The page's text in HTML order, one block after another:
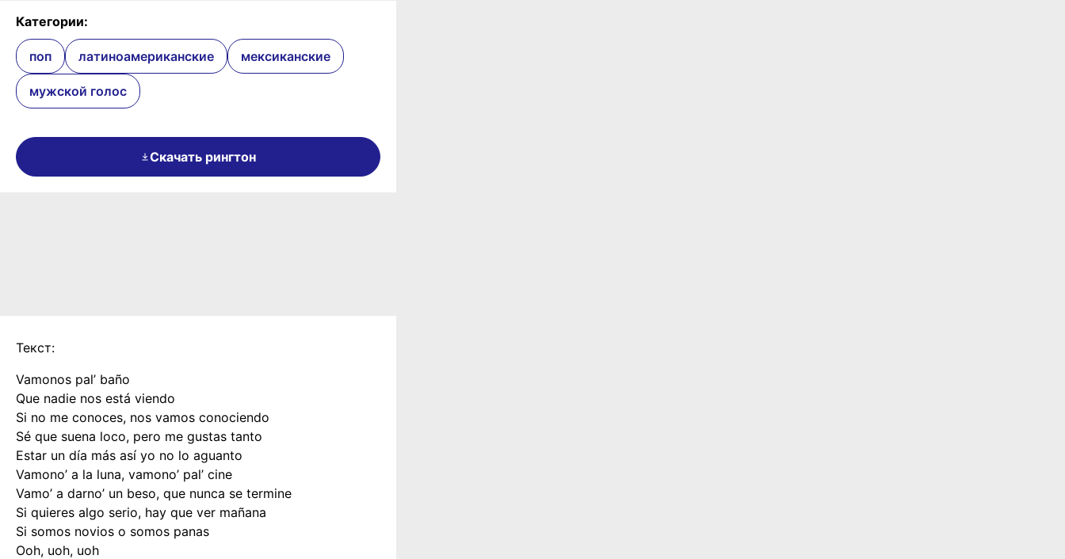
Категории:
поп латиноамериканские мексиканские
мужской голос
Скачать рингтон
Текст:
Vamonos pal’ baño
Que nadie nos está viendo
Si no me conoces, nos vamos conociendo
Sé que suena loco, pero me gustas tanto
Estar un día más así yo no lo aguanto
Vamono’ a la luna, vamono’ pal’ cine
Vamo’ a darno’ un beso, que nunca se termine
Si quieres algo serio, hay que ver mañana
Si somos novios o somos panas
Ooh, uoh, uoh